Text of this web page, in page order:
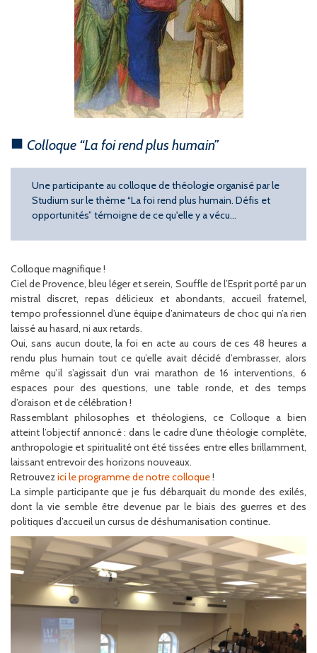
Colloque “La foi rend plus humain”
Une participante au colloque de théologie organisé par le
Studium sur le thème “La foi rend plus humain. Défis et
opportunités” témoigne de ce qu'elle y a vécu…
Colloque magnifique !
Ciel de Provence, bleu léger et serein, Souffle de l’Esprit porté par un
mistral discret, repas délicieux et abondants, accueil fraternel,
tempo professionnel d’une équipe d’animateurs de choc qui n’a rien
laissé au hasard, ni aux retards.
Oui, sans aucun doute, la foi en acte au cours de ces 48 heures a
rendu plus humain tout ce qu’elle avait décidé d’embrasser, alors
même qu’il s’agissait d’un vrai marathon de 16 interventions, 6
espaces pour des questions, une table ronde, et des temps
d’oraison et de célébration !
Rassemblant philosophes et théologiens, ce Colloque a bien
atteint l’objectif annoncé : dans le cadre d’une théologie complète,
anthropologie et spiritualité ont été tissées entre elles brillamment,
laissant entrevoir des horizons nouveaux.
Retrouvezici le programme de notre colloque!
La simple participante que je fus débarquait du monde des exilés,
dont la vie semble être devenue par le biais des guerres et des
politiques d’accueil un cursus de déshumanisation continue.